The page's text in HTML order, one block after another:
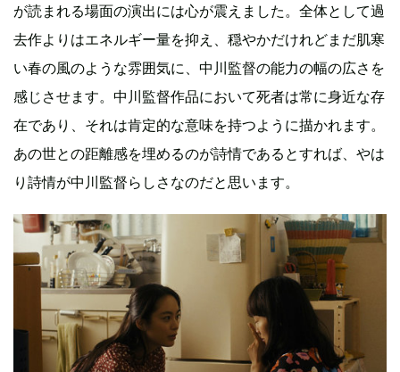
が読まれる場面の演出には心が震えました。全体として過
去作よりはエネルギー量を抑え、穏やかだけれどまだ肌寒
い春の風のような雰囲気に、中川監督の能力の幅の広さを
感じさせます。中川監督作品において死者は常に身近な存
在であり、それは肯定的な意味を持つように描かれます。
あの世との距離感を埋めるのが詩情であるとすれば、やは
り詩情が中川監督らしさなのだと思います。